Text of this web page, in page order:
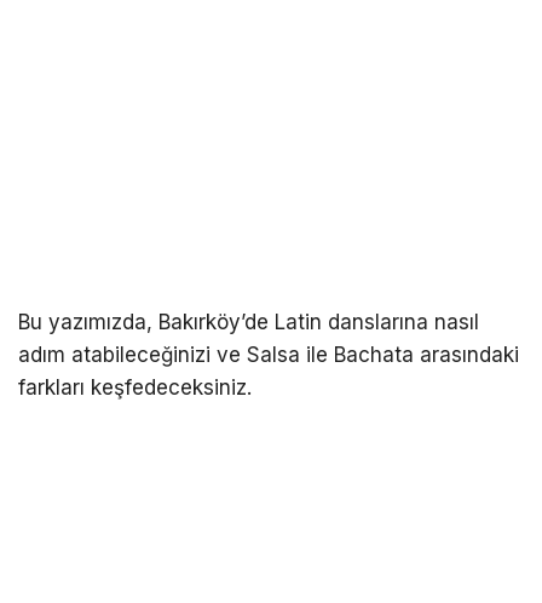
Bu yazımızda, Bakırköy’de Latin danslarına nasıl
adım atabileceğinizi ve Salsa ile Bachata arasındaki
farkları keşfedeceksiniz.